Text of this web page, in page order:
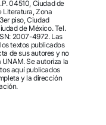
04510, Ciudad de
Literatura, Zona
piso, Ciudad
de México. Tel.
2007-4972. Las
textos publicados
de sus autores y no
Se autoriza la
aquí publicados
y la dirección